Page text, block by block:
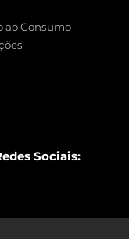
Consumo
Sociais: